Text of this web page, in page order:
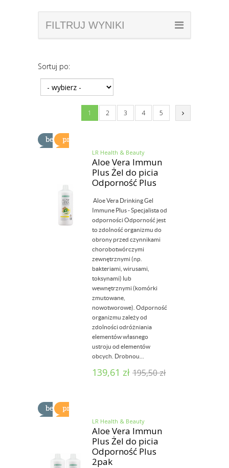
FILTRUJ WYNIKI
Sortuj po:
1 2 3 4 5
LR Health & Beauty
Aloe Vera Immun
Plus Żel do picia
Odporność Plus
Aloe Vera Drinking Gel
Immune Plus - Specjalista od
odporności Odporność jest
to zdolność organizmu do
obrony przed czynnikami
chorobotwórczymi
zewnętrznymi (np.
bakteriami, wirusami,
toksynami) lub
wewnętrznymi (komórki
zmutowane,
nowotworowe). Odporność
organizmu zależy od
zdolności odróżniania
elementów własnego
ustroju od elementów
obcych. Drobnou...
139,61 zł 195,50zł
LR Health & Beauty
Aloe Vera Immun
Plus Żel do picia
Odporność Plus
2pak